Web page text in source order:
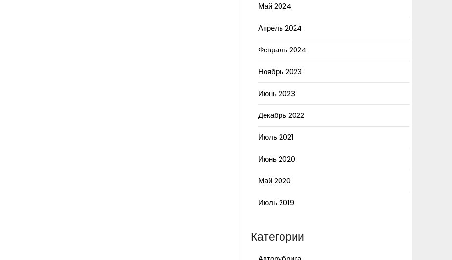
Май 2024
Апрель 2024
Февраль 2024
Ноябрь 2023
Июнь 2023
Декабрь 2022
Июль 2021
Июнь 2020
Май 2020
Июль 2019
Категории